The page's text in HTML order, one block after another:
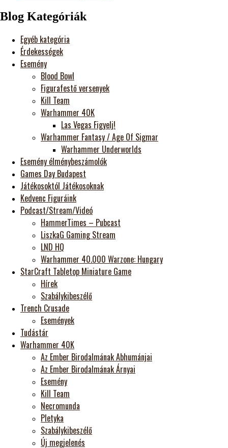
Blog Kategóriák
Egyéb kategória
Érdekességek
Esemény
Blood Bowl
Figurafestő versenyek
Kill Team
Warhammer 40K
Las Vegas Figyelj!
Warhammer Fantasy / Age Of Sigmar
Warhammer Underworlds
Esemény élménybeszámolók
Games Day Budapest
Játékosoktól Játékosoknak
Kedvenc Figuráink
Podcast/Stream/Videó
HammerTimes – Pubcast
LiszkaG Gaming Stream
LND HQ
Warhammer 40.000 Warzone: Hungary
StarCraft Tabletop Miniature Game
Hírek
Szabálykibeszélő
Trench Crusade
Események
Tudástár
Warhammer 40K
Az Ember Birodalmának Abhumánjai
Az Ember Birodalmának Árnyai
Esemény
Kill Team
Necromunda
Pletyka
Szabálykibeszélő
Új megjelenés